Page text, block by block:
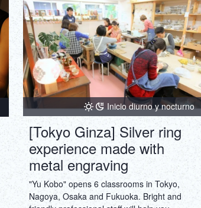
Inicio diurno y nocturno
[Tokyo Ginza] Silver ring
experience made with
metal engraving
"Yu Kobo" opens 6 classrooms in Tokyo,
Nagoya, Osaka and Fukuoka. Bright and